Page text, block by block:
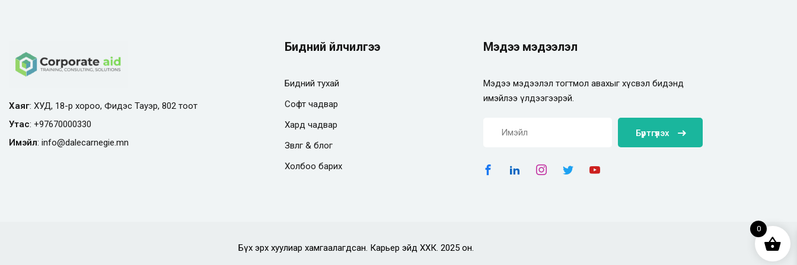
Хаяг: ХУД, 18-р хороо, Фидэс Тауэр, 802 тоот
Утас: +97670000330
Имэйл: info@dalecarnegie.mn
Бидний үйлчилгээ
Бидний тухай
Софт чадвар
Хард чадвар
Зөвлөгөө & блог
Холбоо барих
Мэдээ мэдээлэл
Мэдээ мэдээлэл тогтмол авахыг хүсвэл бидэнд
имэйлээ үлдээгээрэй.
Бүртгүүлэх
Бүх эрх хуулиар хамгаалагдсан. Карьер эйд ХХК. 2025 он.
0